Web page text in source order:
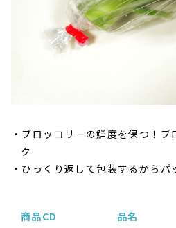
ブロッコリーの鮮度を保つ！ブ
ク
ひっくり返して包装するから
商品CD 品名